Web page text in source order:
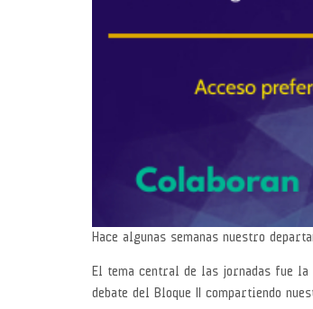
Hace algunas semanas nuestro
El tema central de las jornadas fue
debate del Bloque II compartiendo